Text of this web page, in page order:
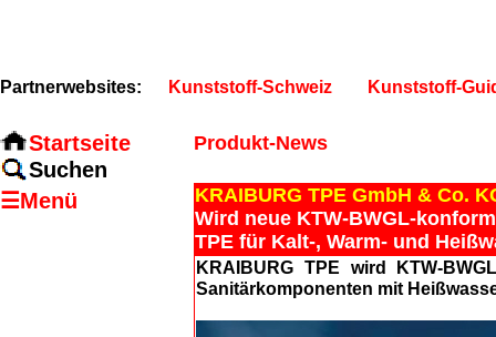
Produkt-News
KRAIBURG TPE GmbH & Co.
Wird neue KTW-BWGL-
TPE für Kalt-, Warm- und
KRAIBURG TPE wird KTW-
Sanitärkomponenten mit
Startseite
Suchen
☰Menü
Partnerwebsites: Kunststoff-Schweiz Kunststoff-